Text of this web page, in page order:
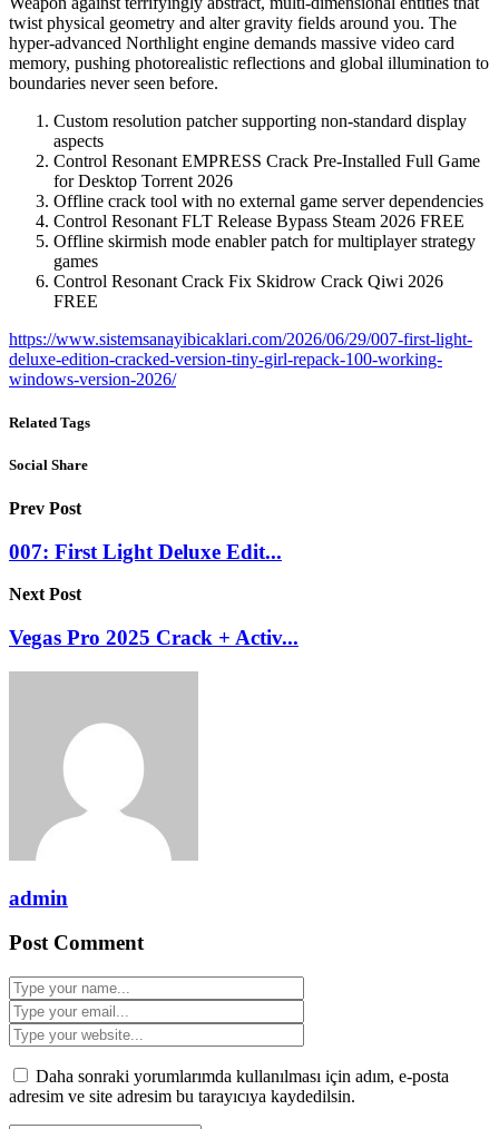
twist physical geometry and alter gravity fields around you. The
hyper-advanced Northlight engine demands massive video card
memory, pushing photorealistic reflections and global illumination to
boundaries never seen before.
Custom resolution patcher supporting non-standard display
aspects
Control Resonant EMPRESS Crack Pre-Installed Full Game
for Desktop Torrent 2026
Offline crack tool with no external game server dependencies
Control Resonant FLT Release Bypass Steam 2026 FREE
Offline skirmish mode enabler patch for multiplayer strategy
games
Control Resonant Crack Fix Skidrow Crack Qiwi 2026
FREE
https://www.sistemsanayibicaklari.com/2026/06/29/007-first-light-
deluxe-edition-cracked-version-tiny-girl-repack-100-working-
windows-version-2026/
Related Tags
Social Share
Prev Post
007: First Light Deluxe Edit...
Next Post
Vegas Pro 2025 Crack + Activ...
admin
Post Comment
Daha sonraki yorumlarımda kullanılması için adım, e-posta
adresim ve site adresim bu tarayıcıya kaydedilsin.